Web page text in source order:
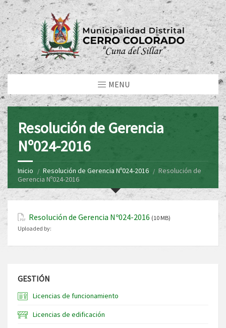
MENU
Resolución de Gerencia
Nº024-2016
Inicio Resolución de Gerencia Nº024-2016
Resolución de
Gerencia Nº024-2016
Resolución de Gerencia Nº024-2016 (10 MB)
Uploaded by:
GESTIÓN
Licencias de funcionamiento
Licencias de edificación